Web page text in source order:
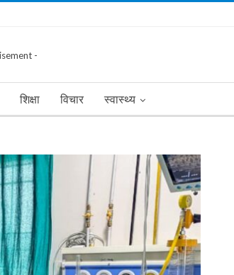
शिक्षा विचार स्वास्थ्य